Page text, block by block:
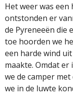
Het weer was
ontstonden er
de Pyreneeën die
toe hoorden we
een harde wind
maakte. Omdat
we de camper
we in de luwte